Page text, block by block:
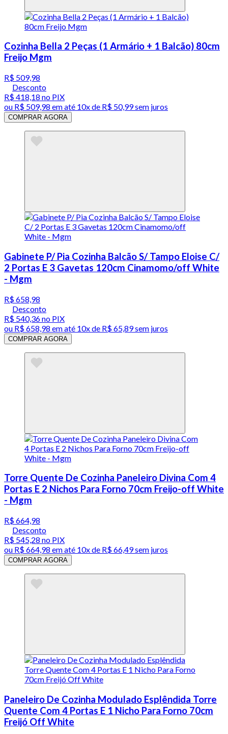
Cozinha Bella 2 Peças (1 Armário + 1 Balcão) 80cm
Freijo Mgm
R$ 509,98
Desconto
R$ 418,18 no PIX
ou R$ 509,98 em até 10x de R$ 50,99 sem juros
COMPRAR AGORA
Gabinete P/ Pia Cozinha Balcão S/ Tampo Eloise C/
2 Portas E 3 Gavetas 120cm Cinamomo/off White
- Mgm
R$ 658,98
Desconto
R$ 540,36no PIX
ou R$ 658,98 em até 10x de R$ 65,89 sem juros
COMPRAR AGORA
Torre Quente De Cozinha Paneleiro Divina Com 4
Portas E 2 Nichos Para Forno 70cm Freijo-off White
- Mgm
R$ 664,98
Desconto
R$ 545,28 no PIX
ou R$ 664,98 em até 10x de R$ 66,49 sem juros
COMPRAR AGORA
Paneleiro De Cozinha Modulado Esplêndida Torre
Quente Com 4 Portas E 1 Nicho Para Forno 70cm
Freijó Off White